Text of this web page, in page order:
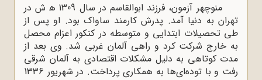
منوچهر آزمون، فرزند ابوالقاسم در سال 1309 ﻫ ش در
تهران به دنیا آمد. پدرش کارمند ساواک بود. او پس از
طى تحصیلات ابتدایى و متوسطه در کنکور اعزام محصل
به خارج شرکت کرد و راهى آلمان غربى شد. وی بعد از
مدت کوتاهى به دلیل مشکلات اقتصادى به آلمان شرقى
رفت و با توده‌اى‌ها به همکاری پرداخت. در شهریور 1336